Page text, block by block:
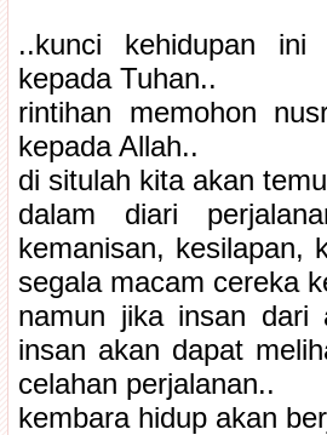
..kunci kehidupan ini
kepada Tuhan..
rintihan memohon
kepada Allah..
di situlah kita akan
dalam diari
kemanisan, kesilapan,
segala macam cereka
namun jika insan dari
insan akan dapat
celahan perjalanan..
kembara hidup akan